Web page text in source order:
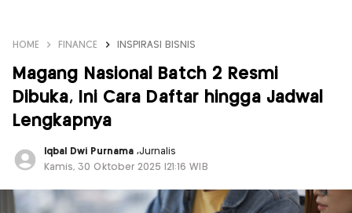
HOME FINANCE INSPIRASI BISNIS
Magang Nasional Batch 2 Resmi
Dibuka, Ini Cara Daftar hingga Jadwal
Lengkapnya
Iqbal Dwi Purnama ,Jurnalis
Kamis, 30 Oktober 2025 |21:16 WIB